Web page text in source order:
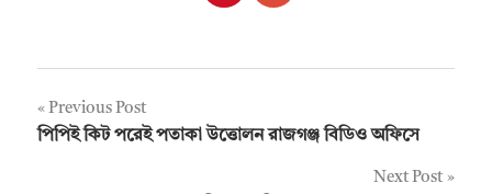
Post
Previous Post
পিপিই কিট পরেই পতাকা উত্তোলন রাজগঞ্জ বিডিও অফিসে
Next Post